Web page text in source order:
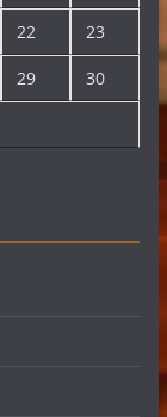
22 23
29 30